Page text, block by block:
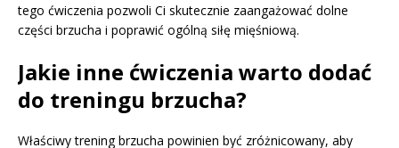
tego ćwiczenia pozwoli Ci skutecznie zaangażować dolne
części brzucha i poprawić ogólną siłę mięśniową.
Jakie inne ćwiczenia warto dodać
do treningu brzucha?
Właściwy trening brzucha powinien być zróżnicowany, aby